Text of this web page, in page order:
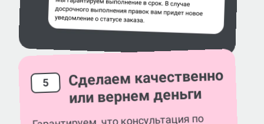
5 Сделаем качественно
или вернем деньги